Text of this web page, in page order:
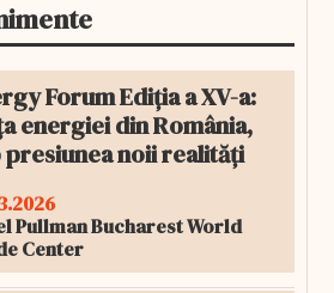
Forum Ediția a XV-a:
energiei din România,
presiunea noii realități
Pullman Bucharest World
Center